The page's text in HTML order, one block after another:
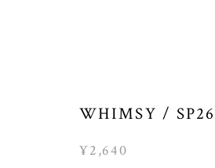
WHIMSY /
¥2,640